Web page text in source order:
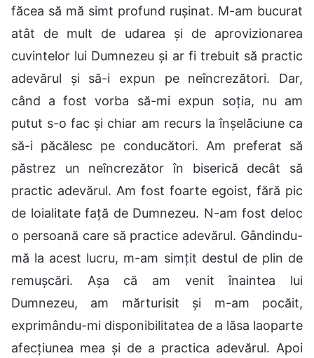
făcea să mă simt profund rușinat. M-am bucurat
atât de mult de udarea și de aprovizionarea
cuvintelor lui Dumnezeu și ar fi trebuit să practic
adevărul și să-i expun pe neîncrezători. Dar,
când a fost vorba să-mi expun soția, nu am
putut s-o fac și chiar am recurs la înșelăciune ca
să-i păcălesc pe conducători. Am preferat să
păstrez un neîncrezător în biserică decât să
practic adevărul. Am fost foarte egoist, fără pic
de loialitate față de Dumnezeu. N-am fost deloc
o persoană care să practice adevărul. Gândindu-
mă la acest lucru, m-am simțit destul de plin de
remușcări. Așa că am venit înaintea lui
Dumnezeu, am mărturisit și m-am pocăit,
exprimându-mi disponibilitatea de a lăsa laoparte
afecțiunea mea și de a practica adevărul. Apoi